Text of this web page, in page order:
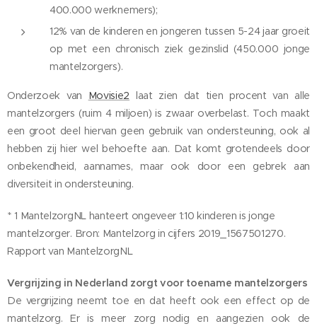
400.000 werknemers);
12% van de kinderen en jongeren tussen 5-24 jaar groeit
op met een chronisch ziek gezinslid (450.000 jonge
mantelzorgers).
Onderzoek van Movisie2 laat zien dat tien procent van alle
mantelzorgers (ruim 4 miljoen) is zwaar overbelast. Toch maakt
een groot deel hiervan geen gebruik van ondersteuning, ook al
hebben zij hier wel behoefte aan. Dat komt grotendeels door
onbekendheid, aannames, maar ook door een gebrek aan
diversiteit in ondersteuning.
* 1 MantelzorgNL hanteert ongeveer 1:10 kinderen is jonge
mantelzorger. Bron: Mantelzorg in cijfers 2019_1567501270.
Rapport van MantelzorgNL
Vergrijzing in Nederland zorgt voor toename mantelzorgers
De vergrijzing neemt toe en dat heeft ook een effect op de
mantelzorg. Er is meer zorg nodig en aangezien ook de